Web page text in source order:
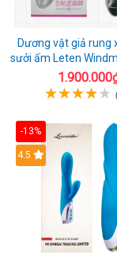
Dương vật giả rung
sưởi ấm Leten
năng
-13%
4.5